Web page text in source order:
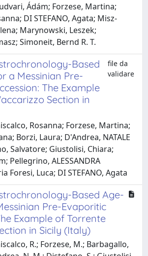
Ádám; Forzese, Martina;
DI STEFANO, Agata; Misz-
Marynowski, Leszek;
Simoneit, Bernd R. T.
Based
a Messinian Pre-
The Example
Section in
file da
validare
Rosanna; Forzese, Martina;
Borzi, Laura; D'Andrea, NATALE
Salvatore; Giustolisi, Chiara;
Pellegrino, ALESSANDRA
Foresi, Luca; DI STEFANO, Agata
Based Age-
Pre-Evaporitic
Example of Torrente
in Sicily (Italy)
R.; Forzese, M.; Barbagallo,